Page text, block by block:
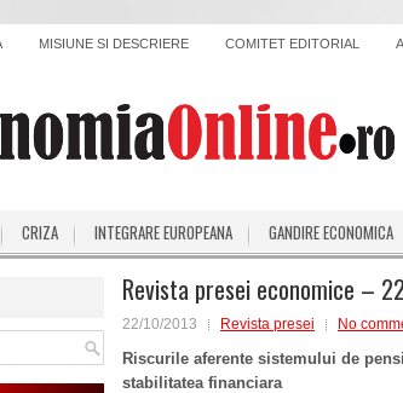
MISIUNE SI DESCRIERE COMITET EDITORIAL
CRIZA INTEGRARE EUROPEANA GANDIRE ECONOMICA
Revista presei economice –
22/10/2013 Revista presei No
Riscurile aferente sistemului de
stabilitatea financiara